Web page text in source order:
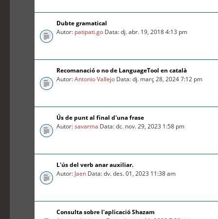
Dubte gramatical
Autor: patipati.go Data: dj. abr. 19, 2018 4:13 pm
Recomanació o no de LanguageTool en català
Autor:Antonio Vallejo Data: dj. març 28, 2024 7:12 pm
Ús de punt al final d'una frase
Autor:savarma Data: dc. nov. 29, 2023 1:58 pm
L'ús del verb anar auxiliar.
Autor: Jaen Data: dv. des. 01, 2023 11:38 am
Consulta sobre l'aplicació Shazam